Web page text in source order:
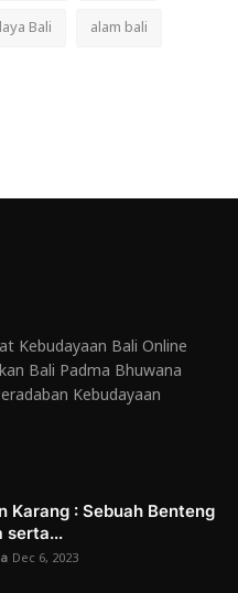
Bali alam bali
Kebudayaan Bali Online
Bali Padma Bhuwana
Kebudayaan
Karang : Sebuah Benteng
serta...
Dec 6, 2023